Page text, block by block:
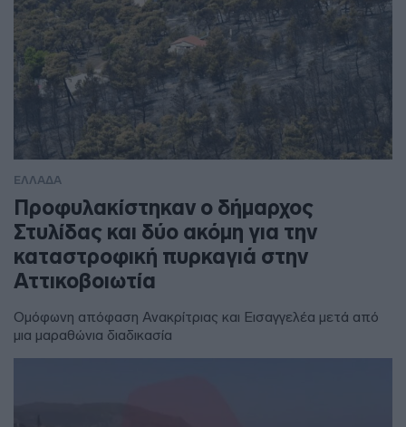
ΕΛΛΑΔΑ
Προφυλακίστηκαν ο δήμαρχος
Στυλίδας και δύο ακόμη για την
καταστροφική πυρκαγιά στην
Αττικοβοιωτία
Ομόφωνη απόφαση Ανακρίτριας και Εισαγγελέα μετά από
μια μαραθώνια διαδικασία